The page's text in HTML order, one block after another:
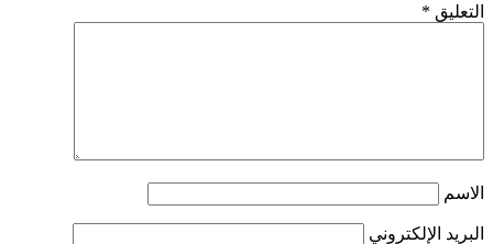
التعليق *
الاسم
البريد الإلكتروني